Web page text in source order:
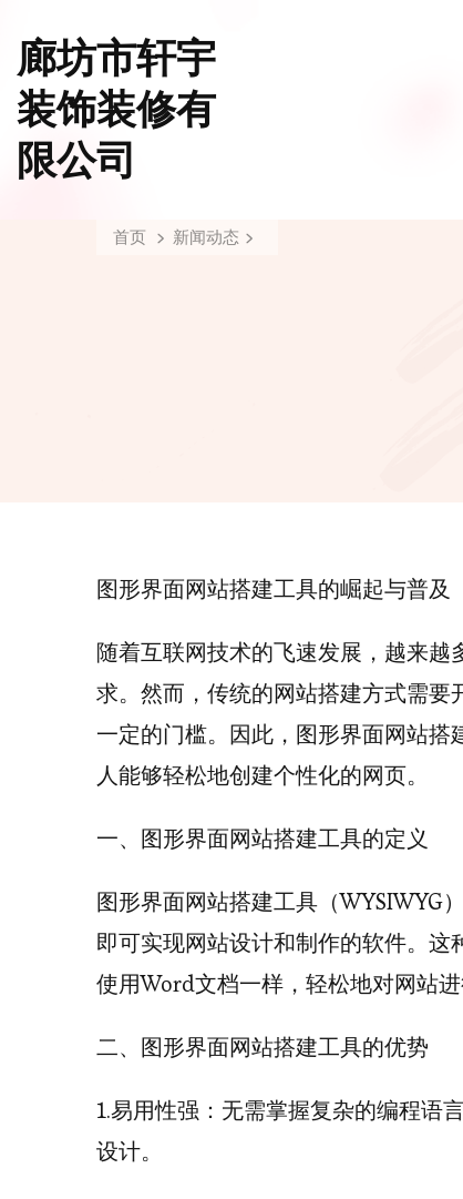
廊坊市轩宇
装饰装修有
限公司
首页 新闻动态
图形界面网站搭建工具的崛起与普及
随着互联网技术的飞速发展，越来
求。然而，传统的网站搭建方式需
一定的门槛。因此，图形界面网站
人能够轻松地创建个性化的网页。
一、图形界面网站搭建工具的定义
图形界面网站搭建工具（WYSIWYG
即可实现网站设计和制作的软件。
使用Word文档一样，轻松地对网站
二、图形界面网站搭建工具的优势
1.易用性强：无需掌握复杂的编程语
设计。